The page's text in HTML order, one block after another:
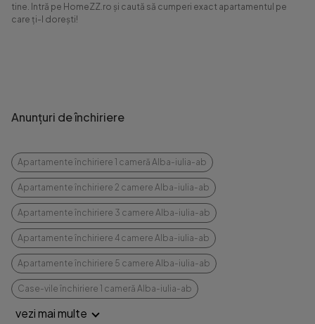
tine. Intră pe HomeZZ.ro și caută să cumperi exact apartamentul pe
care ți-l dorești!
Anunțuri de închiriere
Apartamente închiriere 1 cameră Alba-iulia-ab
Apartamente închiriere 2 camere Alba-iulia-ab
Apartamente închiriere 3 camere Alba-iulia-ab
Apartamente închiriere 4 camere Alba-iulia-ab
Apartamente închiriere 5 camere Alba-iulia-ab
Case-vile închiriere 1 cameră Alba-iulia-ab
vezi mai multe